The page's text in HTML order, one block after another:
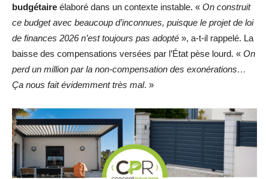
budgétaire élaboré dans un contexte instable. « On construit
ce budget avec beaucoup d’inconnues, puisque le projet de loi
de finances 2026 n’est toujours pas adopté », a-t-il rappelé. La
baisse des compensations versées par l’État pèse lourd. « On
perd un million par la non-compensation des exonérations…
Ça nous fait évidemment très mal. »